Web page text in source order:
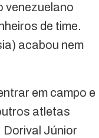
venezuelano
de time.
acabou nem
em campo e
atletas
Dorival Júnior